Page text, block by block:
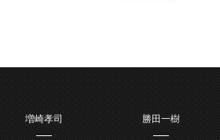
増崎孝司 勝田一樹